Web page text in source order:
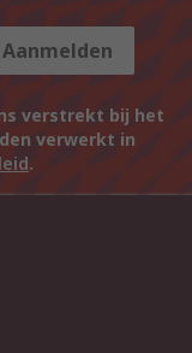
Aanmelden
verstrekt bij het
verwerkt in
.